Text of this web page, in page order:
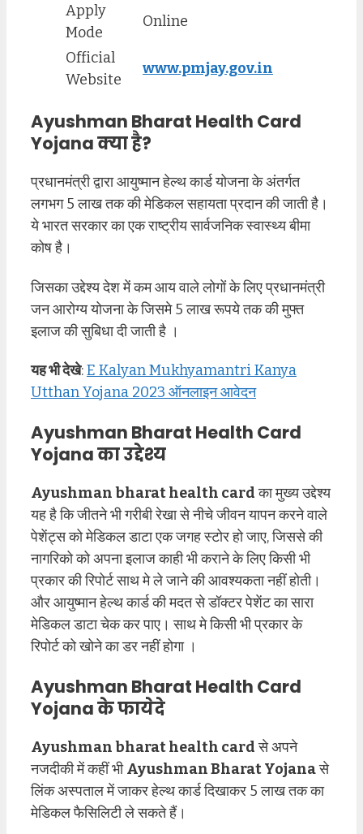
Apply
Mode
Online
Official
Website
www.pmjay.gov.in
Ayushman Bharat Health Card
Yojanaक्या है?
प्रधानमंत्री द्वारा आयुष्मान हेल्थ कार्ड योजना के अंतर्गत
लगभग 5 लाख तक की मेडिकल सहायता प्रदान की जाती है।
ये भारत सरकार का एक राष्ट्रीय सार्वजनिक स्वास्थ्य बीमा
कोष है।
जिसका उद्देश्य देश में कम आय वाले लोगों के लिए प्रधानमंत्री
जन आरोग्य योजना के जिसमे 5 लाख रूपये तक की मुफ्त
इलाज की सुबिधा दी जाती है ।
यह भी देखे:E Kalyan Mukhyamantri Kanya
Utthan Yojana 2023 ऑनलाइन आवेदन
Ayushman Bharat Health Card
Yojana का उद्देश्य
Ayushman bharat health cardका मुख्य उद्देश्य
यह है कि जीतने भी गरीबी रेखा से नीचे जीवन यापन करने वाले
पेशेंट्स को मेडिकल डाटा एक जगह स्टोर हो जाए, जिससे की
नागरिको को अपना इलाज काही भी कराने के लिए किसी भी
प्रकार की रिपोर्ट साथ मे ले जाने की आवश्यकता नहीं होती।
और आयुष्मान हेल्थ कार्ड की मदत से डॉक्टर पेशेंट का सारा
मेडिकल डाटा चेक कर पाए। साथ मे किसी भी प्रकार के
रिपोर्ट को खोने का डर नहीं होगा ।
Ayushman Bharat Health Card
Yojana के फायेदे
Ayushman bharat health cardसे अपने
नजदीकी में कहीं भीAyushman Bharat Yojanaसे
लिंक अस्पताल में जाकर हेल्थ कार्ड दिखाकर 5 लाख तक का
मेडिकल फैसिलिटी ले सकते हैं।